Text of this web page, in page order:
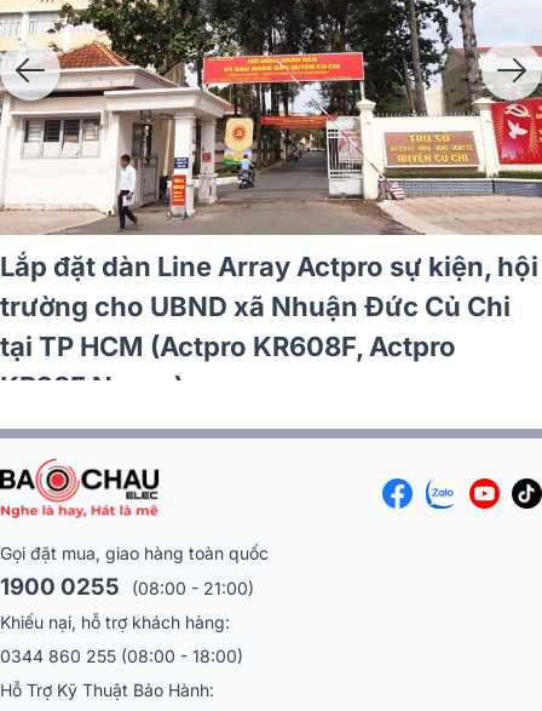
Lắp đặt dàn Line Array Actpro sự kiện, hội
trường cho UBND xã Nhuận Đức Củ Chi
tại TP HCM (Actpro KR608F, Actpro
KR28F New...)
Gọi đặt mua, giao hàng toàn quốc
1900 0255
(08:00 - 21:00)
Khiếu nại, hỗ trợ khách hàng:
0344 860 255 (08:00 - 18:00)
Hỗ Trợ Kỹ Thuật Bảo Hành: